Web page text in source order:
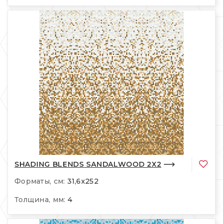
SHADING BLENDS SANDALWOOD 2X2
Форматы, см: 31,6x252
Толщина, мм: 4